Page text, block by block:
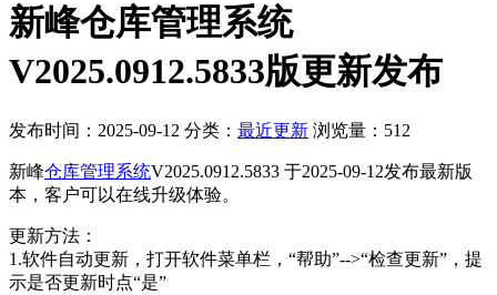
新峰仓库管理系统
V2025.0912.5833版更新发布
发布时间：2025-09-12 分类： 最近更新 浏览量：512
新峰仓库管理系统V2025.0912.5833 于2025-09-12发布最新版
本，客户可以在线升级体验。
更新方法：
1.软件自动更新，打开软件菜单栏，“帮助”-->“检查更新”，提
示是否更新时点“是”